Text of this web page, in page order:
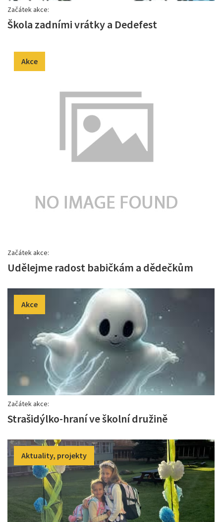
Začátek akce:
Škola zadními vrátky a Dedefest
Akce
Začátek akce:
Udělejme radost babičkám a dědečkům
Akce
Začátek akce:
Strašidýlko-hraní ve školní družině
Aktuality, projekty